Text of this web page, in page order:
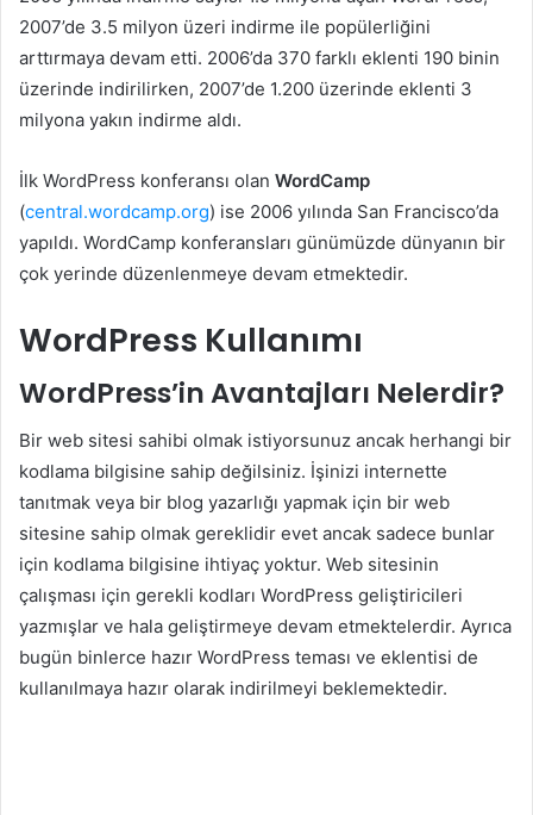
2007’de 3.5 milyon üzeri indirme ile popülerliğini
arttırmaya devam etti. 2006’da 370 farklı eklenti 190 binin
üzerinde indirilirken, 2007’de 1.200 üzerinde eklenti 3
milyona yakın indirme aldı.
İlk WordPress konferansı olan WordCamp
(central.wordcamp.org) ise 2006 yılında San Francisco’da
yapıldı. WordCamp konferansları günümüzde dünyanın bir
çok yerinde düzenlenmeye devam etmektedir.
WordPress Kullanımı
WordPress’in Avantajları Nelerdir?
Bir web sitesi sahibi olmak istiyorsunuz ancak herhangi bir
kodlama bilgisine sahip değilsiniz. İşinizi internette
tanıtmak veya bir blog yazarlığı yapmak için bir web
sitesine sahip olmak gereklidir evet ancak sadece bunlar
için kodlama bilgisine ihtiyaç yoktur. Web sitesinin
çalışması için gerekli kodları WordPress geliştiricileri
yazmışlar ve hala geliştirmeye devam etmektelerdir. Ayrıca
bugün binlerce hazır WordPress teması ve eklentisi de
kullanılmaya hazır olarak indirilmeyi beklemektedir.